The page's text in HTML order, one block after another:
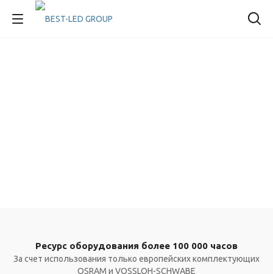
Ресурс оборудования более 100 000 часов
За счет использования только европейских комплектующих
OSRAM и VOSSLOH-SCHWABE